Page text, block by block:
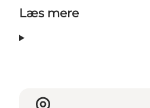
Læs mere